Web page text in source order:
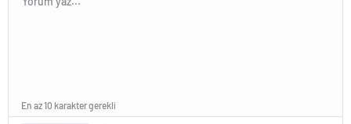
En az 10 karakter gerekli